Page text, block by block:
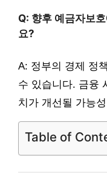
Q: 향후 예금자보
요?
A: 정부의 경제 정
수 있습니다. 금융
치가 개선될 가능
Table of